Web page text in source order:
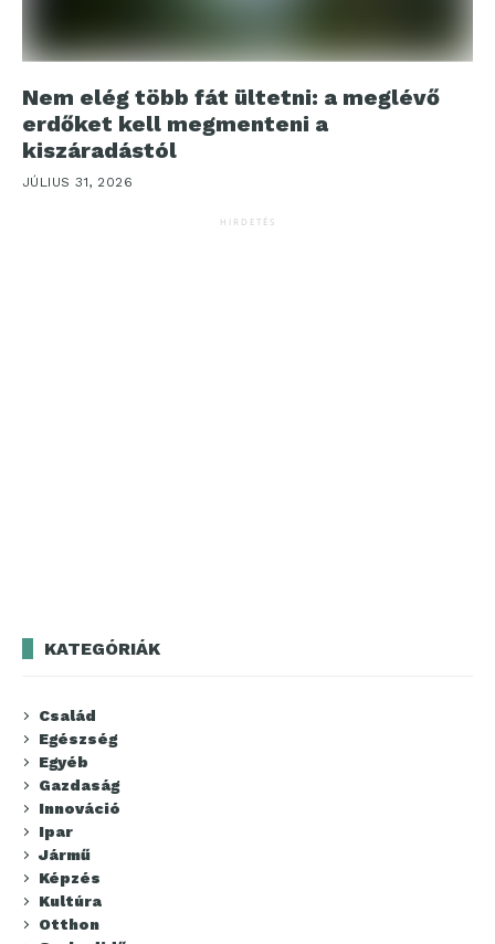
Nem elég több fát ültetni: a meglévő
erdőket kell megmenteni a
kiszáradástól
JÚLIUS 31, 2026
HIRDETÉS
KATEGÓRIÁK
Család
Egészség
Egyéb
Gazdaság
Innováció
Ipar
Jármű
Képzés
Kultúra
Otthon